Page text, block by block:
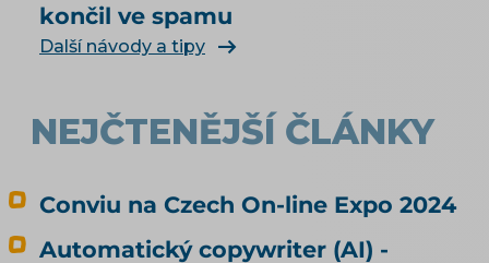
vůbec najít a doporučit, řeší téma SEO a UX pro
e-shop. Čím konkrétně naplnit produktová
končil ve spamu
Další návody a tipy
NEJČTENĚJŠÍ ČLÁNKY
Conviu na Czech On-line Expo 2024
Automatický copywriter (AI) -